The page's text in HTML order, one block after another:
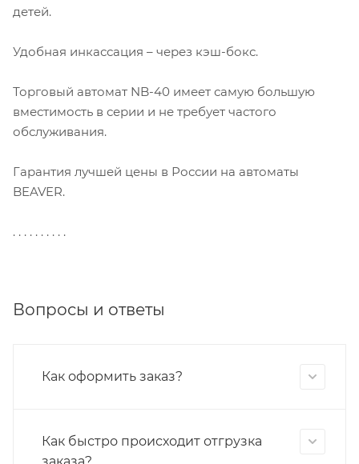
детей.
Удобная инкассация – через кэш-бокс.
Торговый автомат NB-40 имеет самую большую
вместимость в серии и не требует частого
обслуживания.
Гарантия лучшей цены в России на автоматы
BEAVER.
. . . . . . . . . .
Вопросы и ответы
Как оформить заказ?
Как быстро происходит отгрузка
заказа?